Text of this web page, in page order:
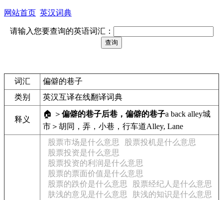
网站首页 英汉词典
请输入您要查询的英语词汇：
词汇
偏僻的巷子
类别
英汉互译在线翻译词典
释义
🏠 ＞ 偏僻的巷子后巷，偏僻的巷子a back alley城
市＞胡同，弄，小巷，行车道Alley, Lane
股票市场是什么意思
股票投机是什么意思
股票投资是什么意思
股票投资的利润是什么意思
股票的票面价值是什么意思
股票的跌价是什么意思
股票经纪人是什么意思
肤浅的意见是什么意思
肤浅的知识是什么意思